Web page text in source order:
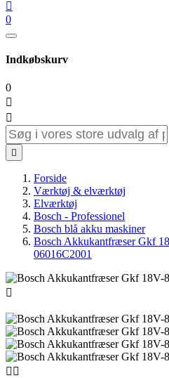

0
Indkøbskurv
0



Forside
Værktøj & elværktøj
Elværktøj
Bosch - Professionel
Bosch blå akku maskiner
Bosch Akkukantfræser Gkf
06016C2001

 